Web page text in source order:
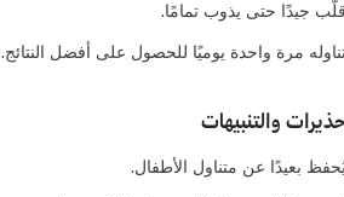
قلّب جيدًا حتى يذوب تمامًا.
مرة واحدة يوميًا للحصول على أفضل النتائج.
والتنبيهات
بعيدًا عن متناول الأطفال.